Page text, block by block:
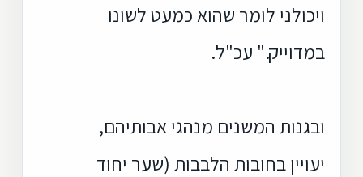
ויכולני לומר שהוא כמעט לשונו
במדוייק." עכ"ל.
ובגנות המשנים מנהגי אבותיהם,
יעויין בחובות הלבבות (שער יחוד